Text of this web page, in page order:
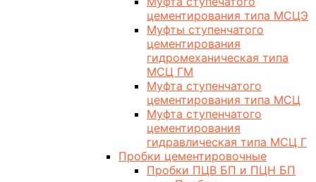
цементирования типа МСЦЭ
Муфты ступенчатого
цементирования
гидромеханическая типа
МСЦ ГМ
Муфта ступенчатого
цементирования типа МСЦ
Муфта ступенчатого
цементирования
гидравлическая типа МСЦ Г
Пробки цементировочные
Пробки ПЦВ БП и ПЦН БП